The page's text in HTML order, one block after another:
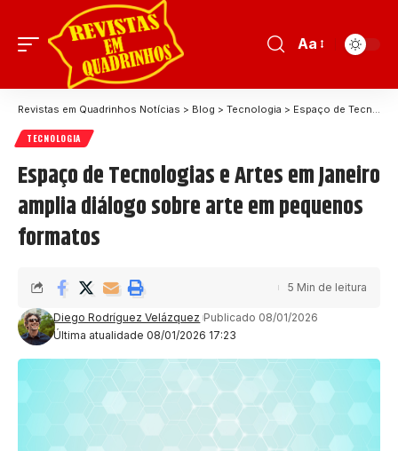
Aa
Revistas em Quadrinhos Notícias > Blog > Tecnologia > Espaço de Tecnologias e Artes em Janeiro amplia diálogo sobre arte em pequenos formatos
TECNOLOGIA
Espaço de Tecnologias e Artes em Janeiro
amplia diálogo sobre arte em pequenos
formatos
Última atualidade 08/01/2026 17:23
Diego Rodríguez Velázquez Publicado 08/01/2026
5 Min de leitura